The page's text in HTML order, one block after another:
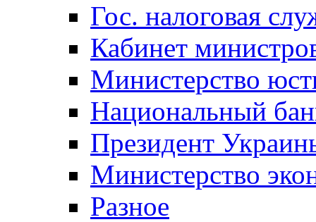
Гос. налоговая
Кабинет
Министерство
Национальный
Президент
Министерство
Разное